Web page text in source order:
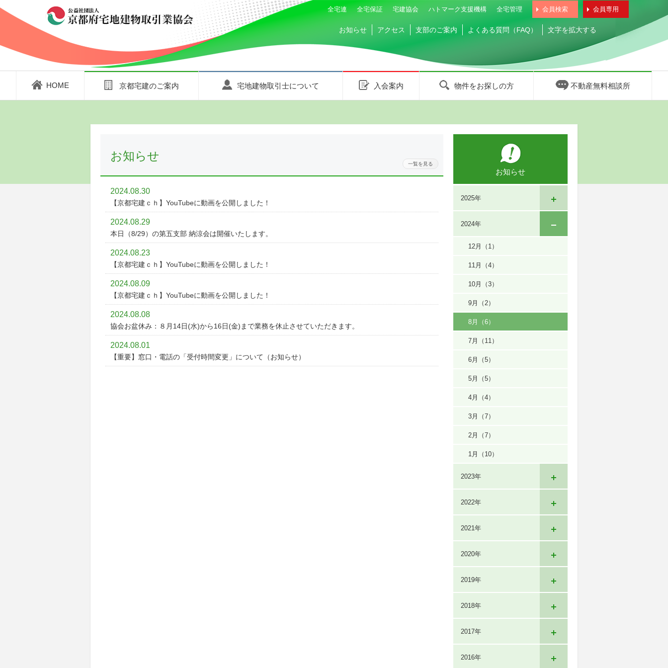
全宅連 全宅保証 宅建協会 ハトマーク支援機構 全宅管理 会員検索 会員専用
お知らせ アクセス 支部のご案内 よくある質問（FAQ） 文字を拡大する
HOME 京都宅建のご案内 宅地建物取引士について 入会案内 物件をお探しの方 不動産無料相談所
お知らせ
一覧を見る
2024.08.30
【京都宅建ｃｈ】YouTubeに動画を公開しました！
2024.08.29
本日（8/29）の第五支部 納涼会は開催いたします。
2024.08.23
【京都宅建ｃｈ】YouTubeに動画を公開しました！
2024.08.09
【京都宅建ｃｈ】YouTubeに動画を公開しました！
2024.08.08
協会お盆休み：８月14日(水)から16日(金)まで業務を休止させていただきます。
2024.08.01
【重要】窓口・電話の「受付時間変更」について（お知らせ）
お知らせ
2025年
2024年
12月 （1）
11月 （4）
10月 （3）
9月 （2）
8月 （6）
7月 （11）
6月 （5）
5月 （5）
4月 （4）
3月 （7）
2月 （7）
1月 （10）
2023年
2022年
2021年
2020年
2019年
2018年
2017年
2016年